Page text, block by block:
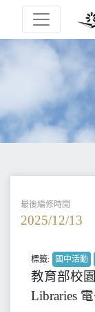
最後編修時間
2025/12/13
標籤: 國中活動
教育部校
Libraries